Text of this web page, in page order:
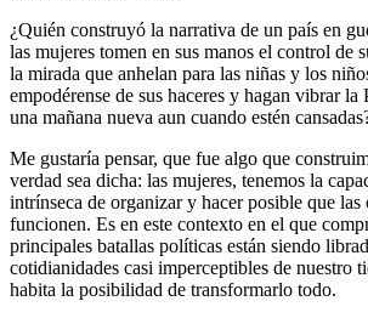
¿Quién construyó la narrativa de un país en
las mujeres tomen en sus manos el control de
la mirada que anhelan para las niñas y los
empodérense de sus haceres y hagan vibrar
una mañana nueva aun cuando estén
Me gustaría pensar, que fue algo que
verdad sea dicha: las mujeres, tenemos la
intrínseca de organizar y hacer posible que las
funcionen. Es en este contexto en el que
principales batallas políticas están siendo
cotidianidades casi imperceptibles de nuestro
habita la posibilidad de transformarlo todo.